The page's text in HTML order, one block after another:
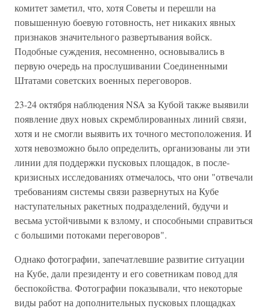
комитет заметил, что, хотя Советы и перешли на
повышенную боевую готовность, нет никаких явных
признаков значительного развертывания войск.
Подобные суждения, несомненно, основывались в
первую очередь на прослушивании Соединенными
Штатами советских военных переговоров.
23-24 октября наблюдения NSA за Кубой также выявили
появление двух новых скремблированных линий связи,
хотя и не смогли выявить их точного местоположения. И
хотя невозможно было определить, организованы ли эти
линии для поддержки пусковых площадок, в после-
кризисных исследованиях отмечалось, что они "отвечали
требованиям системы связи развернутых на Кубе
наступательных ракетных подразделений, будучи и
весьма устойчивыми к взлому, и способными справиться
с большими потоками переговоров".
Однако фотографии, запечатлевшие развитие ситуации
на Кубе, дали президенту и его советникам повод для
беспокойства. Фотографии показывали, что некоторые
виды работ на дополнительных пусковых площадках